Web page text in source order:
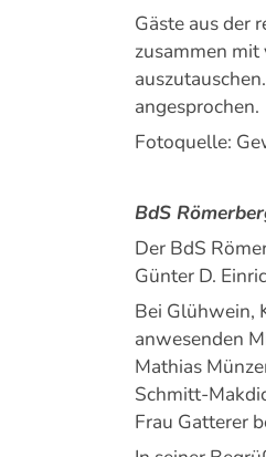
Gäste aus der
zusammen
angesprochen.
Fotoquelle:
BdS
Der BdS
Günter D.
Bei Glühwein,
anwesenden
Mathias
Schmitt-
Frau Gatterer